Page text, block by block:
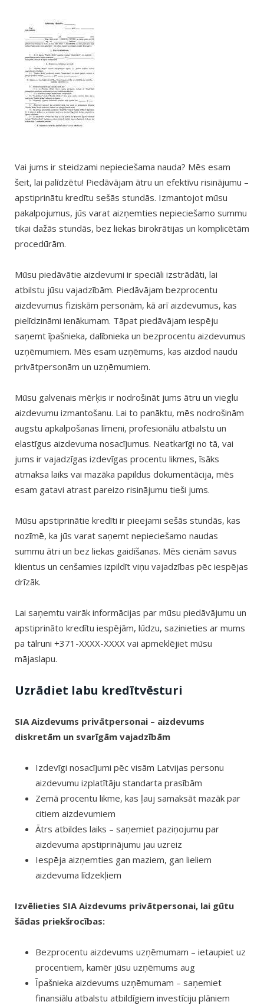
Vai jums ir steidzami nepieciešama nauda? Mēs esam
šeit, lai palīdzētu! Piedāvājam ātru un efektīvu risinājumu –
apstiprinātu kredītu sešās stundās. Izmantojot mūsu
pakalpojumus, jūs varat aizņemties nepieciešamo summu
tikai dažās stundās, bez liekas birokrātijas un komplicētām
procedūrām.
Mūsu piedāvātie aizdevumi ir speciāli izstrādāti, lai
atbilstu jūsu vajadzībām. Piedāvājam bezprocentu
aizdevumus fiziskām personām, kā arī aizdevumus, kas
pielīdzināmi ienākumam. Tāpat piedāvājam iespēju
saņemt īpašnieka, dalībnieka un bezprocentu aizdevumus
uzņēmumiem. Mēs esam uzņēmums, kas aizdod naudu
privātpersonām un uzņēmumiem.
Mūsu galvenais mērķis ir nodrošināt jums ātru un vieglu
aizdevumu izmantošanu. Lai to panāktu, mēs nodrošinām
augstu apkalpošanas līmeni, profesionālu atbalstu un
elastīgus aizdevuma nosacījumus. Neatkarīgi no tā, vai
jums ir vajadzīgas izdevīgas procentu likmes, īsāks
atmaksa laiks vai mazāka papildus dokumentācija, mēs
esam gatavi atrast pareizo risinājumu tieši jums.
Mūsu apstiprinātie kredīti ir pieejami sešās stundās, kas
nozīmē, ka jūs varat saņemt nepieciešamo naudas
summu ātri un bez liekas gaidīšanas. Mēs cienām savus
klientus un cenšamies izpildīt viņu vajadzības pēc iespējas
drīzāk.
Lai saņemtu vairāk informācijas par mūsu piedāvājumu un
apstiprināto kredītu iespējām, lūdzu, sazinieties ar mums
pa tālruni +371-XXXX-XXXX vai apmeklējiet mūsu
mājaslapu.
Uzrādiet labu kredītvēsturi
SIA Aizdevums privātpersonai – aizdevums
diskretām un svarīgām vajadzībām
Izdevīgi nosacījumi pēc visām Latvijas personu
aizdevumu izplatītāju standarta prasībām
Zemā procentu likme, kas ļauj samaksāt mazāk par
citiem aizdevumiem
Ātrs atbildes laiks – saņemiet paziņojumu par
aizdevuma apstiprinājumu jau uzreiz
Iespēja aizņemties gan maziem, gan lieliem
aizdevuma līdzekļiem
Izvēlieties SIA Aizdevums privātpersonai, lai gūtu
šādas priekšrocības:
Bezprocentu aizdevums uzņēmumam – ietaupiet uz
procentiem, kamēr jūsu uzņēmums aug
Īpašnieka aizdevums uzņēmumam – saņemiet
finansiālu atbalstu atbildīgiem investīciju plāniem